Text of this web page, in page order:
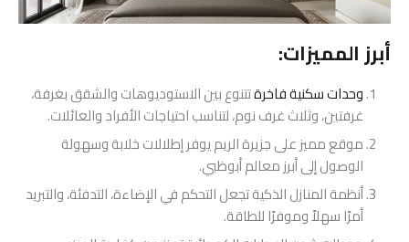
أبرز المميزات:
وحدات سكنية فاخرةتتنوع بين الاستوديوهات والشقق بغرفة،
غرفتين، وثلاث غرف نوم، لتناسب احتياجات الأفراد والعائلات.
موقع مميز على جزيرة الريم يوفر إطلالات خلابة وسهولة
الوصول إلى أبرز معالم أبوظبي.
أنظمة المنازل الذكية تجعل التحكم في الإضاءة، التدفئة، والتبريد
أمرًا سهلاً وموفرًا للطاقة.